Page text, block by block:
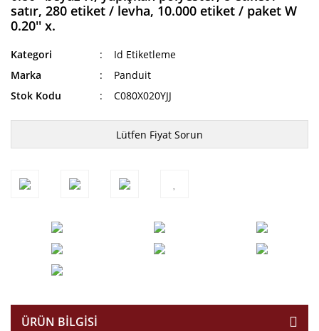
satır, 280 etiket / levha, 10.000 etiket / paket W
0.20'' x.
Kategori
Id Etiketleme
Marka
Panduit
Stok Kodu
C080X020YJJ
Lütfen Fiyat Sorun
ÜRÜN BILGISI